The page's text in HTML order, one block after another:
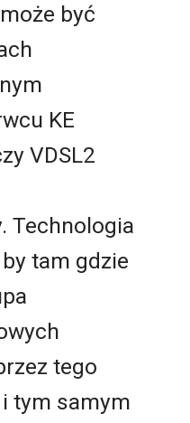
być
KE
VDSL2
Technologia
tam gdzie
tego
tym samym